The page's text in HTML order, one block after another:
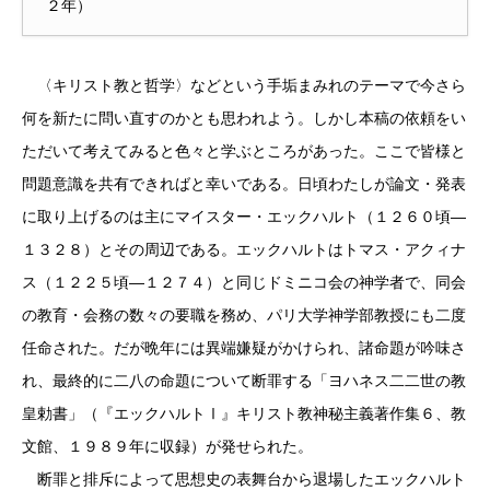
２年）
〈キリスト教と哲学〉などという手垢まみれのテーマで今さら
何を新たに問い直すのかとも思われよう。しかし本稿の依頼をい
ただいて考えてみると色々と学ぶところがあった。ここで皆様と
問題意識を共有できればと幸いである。日頃わたしが論文・発表
に取り上げるのは主にマイスター・エックハルト（１２６０頃―
１３２８）とその周辺である。エックハルトはトマス・アクィナ
ス（１２２５頃―１２７４）と同じドミニコ会の神学者で、同会
の教育・会務の数々の要職を務め、パリ大学神学部教授にも二度
任命された。だが晩年には異端嫌疑がかけられ、諸命題が吟味さ
れ、最終的に二八の命題について断罪する「ヨハネス二二世の教
皇勅書」（『エックハルトⅠ』キリスト教神秘主義著作集６、教
文館、１９８９年に収録）が発せられた。
断罪と排斥によって思想史の表舞台から退場したエックハルト